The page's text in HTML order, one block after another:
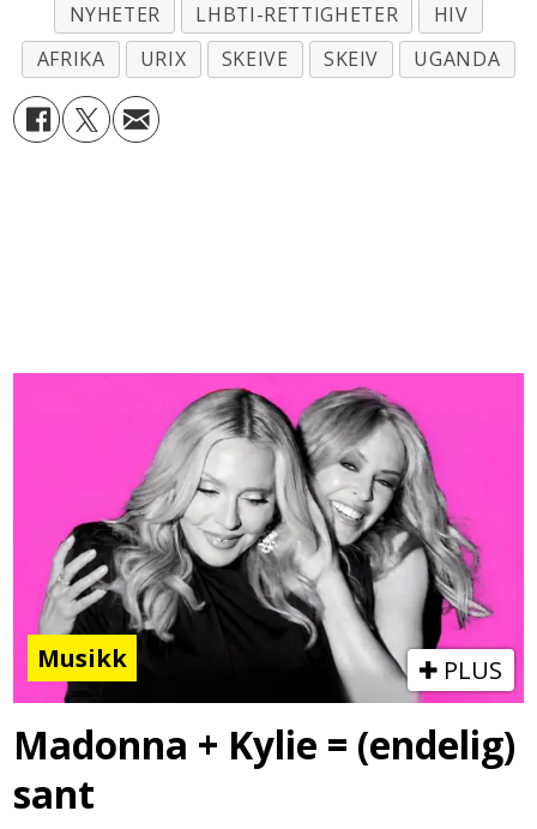
NYHETER LHBTI-RETTIGHETER
HIV
AFRIKA
URIX SKEIVE SKEIV UGANDA
Musikk PLUS
Madonna + Kylie = (endelig)
sant